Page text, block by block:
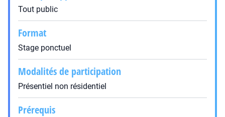
Tout public
Format
Stage ponctuel
Modalités de participation
Présentiel non résidentiel
Prérequis